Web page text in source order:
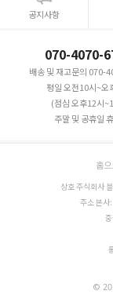
공지사항
070-4070-
배송 및 재고문의 070-
평일 오전10시~오
(점심 오후12시
주말 및 공휴일
홈
상호 주식회사
주소 본사
©